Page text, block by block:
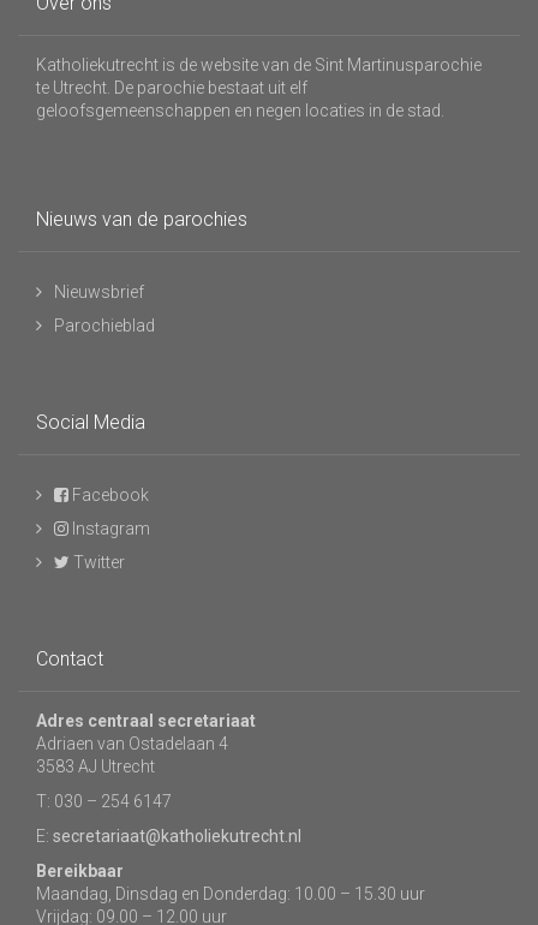
Katholiekutrecht is de website van de Sint Martinusparochie
te Utrecht. De parochie bestaat uit elf
geloofsgemeenschappen en negen locaties in de stad.
Nieuws van de parochies
Nieuwsbrief
Parochieblad
Social Media
Facebook
Instagram
Twitter
Contact
Adres centraal secretariaat
Adriaen van Ostadelaan 4
3583 AJ Utrecht
T: 030 – 254 6147
E: secretariaat@katholiekutrecht.nl
Bereikbaar
Maandag, Dinsdag en Donderdag: 10.00 – 15.30 uur
Vrijdag: 09.00 – 12.00 uur